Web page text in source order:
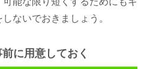
ないでおきましょう。
に用意しておく